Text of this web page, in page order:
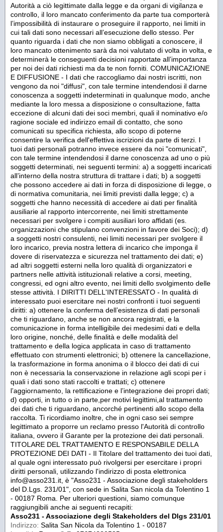
Autorità a ciò legittimate dalla legge e da organi di vigilanza e
controllo, il loro mancato conferimento da parte tua comporterà
l’impossibilità di instaurare o proseguire il rapporto, nei limiti in
cui tali dati sono necessari all’esecuzione dello stesso. Per
quanto riguarda i dati che non siamo obbligati a conoscere, il
loro mancato ottenimento sarà da noi valutato di volta in volta, e
determinerà le conseguenti decisioni rapportate all’importanza
per noi dei dati richiesti ma da te non forniti. COMUNICAZIONE
E DIFFUSIONE - I dati che raccogliamo dai nostri iscritti, non
vengono da noi "diffusi", con tale termine intendendosi il darne
conoscenza a soggetti indeterminati in qualunque modo, anche
mediante la loro messa a disposizione o consultazione, fatta
eccezione di alcuni dati dei soci membri, quali il nominativo e/o
ragione sociale ed indirizzo email di contatto, che sono
comunicati su specifica richiesta, allo scopo di poterne
consentire la verifica dell'effettiva iscrizioni da parte di terzi. I
tuoi dati personali potranno invece essere da noi "comunicati",
con tale termine intendendosi il darne conoscenza ad uno o più
soggetti determinati, nei seguenti termini: a) a soggetti incaricati
all’interno della nostra struttura di trattare i dati; b) a soggetti
che possono accedere ai dati in forza di disposizione di legge, o
di normativa comunitaria, nei limiti previsti dalla legge; c) a
soggetti che hanno necessità di accedere ai dati per finalità
ausiliarie al rapporto intercorrente, nei limiti strettamente
necessari per svolgere i compiti ausiliari loro affidati (es.
organizzazioni che stipulano convenzioni in favore dei Soci); d)
a soggetti nostri consulenti, nei limiti necessari per svolgere il
loro incarico, previa nostra lettera di incarico che imponga il
dovere di riservatezza e sicurezza nel trattamento dei dati; e)
ad altri soggetti esterni nella loro qualità di organizzatori e
partners nelle attività istituzionali relative a corsi, meeting,
congressi, ed ogni altro evento, nei limiti dello svolgimento delle
stesse attività. I DIRITTI DELL'INTERESSATO - In qualità di
interessato puoi esercitare nei nostri confronti i tuoi seguenti
diritti: a) ottenere la conferma dell’esistenza di dati personali
che ti riguardano, anche se non ancora registrati, e la
comunicazione in forma intelligibile dei medesimi dati e della
loro origine, nonché, delle finalità e delle modalità del
trattamento e della logica applicata in caso di trattamento
effettuato con strumenti elettronici; b) ottenere la cancellazione,
la trasformazione in forma anonima o il blocco dei dati di cui
non è necessaria la conservazione in relazione agli scopi per i
quali i dati sono stati raccolti e trattati; c) ottenere
l’aggiornamento, la rettificazione e l’integrazione dei propri dati;
d) opporti, in tutto o in parte,per motivi legittimi,al trattamento
dei dati che ti riguardano, ancorché pertinenti allo scopo della
raccolta. Ti ricordiamo inoltre, che in ogni caso sei sempre
legittimato a proporre un reclamo presso l'Autorità di controllo
italiana, ovvero il Garante per la protezione dei dati personali.
TITOLARE DEL TRATTAMENTO E RESPONSABILE DELLA
PROTEZIONE DEI DATI - Il Titolare del trattamento dei tuoi dati,
al quale ogni interessato può rivolgersi per esercitare i propri
diritti personali, utilizzando l'indirizzo di posta elettronica
info@asso231.it, è "Asso231 - Associazione degli stakeholders
del D.Lgs. 231/01", con sede in Salita San nicola da Tolentino 1
- 00187 Roma. Per ulteriori questioni, siamo comunque
raggiungibili anche ai seguenti recapiti:
Asso231 - Associazione degli Stakeholders del Dlgs 231/01
Indirizzo: Salita San Nicola da Tolentino 1 - 00187